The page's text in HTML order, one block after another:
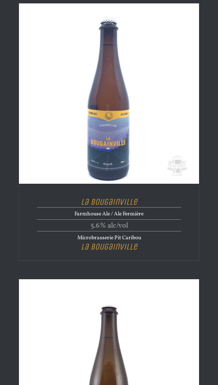
La Bougainville
Farmhouse Ale / Ale Fermière
5.6% alc/vol
Microbrasserie Pit Caribou
La Bougainville